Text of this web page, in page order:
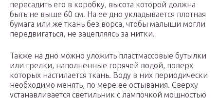
пересадить его в коробку, высота которой должна
быть не выше 60 см. На ее дно укладывается плотная
бумага или же ткань без ворса, чтобы малыши могли
передвигаться, не зацепляясь за нитки.
Также на дно можно уложить пластмассовые бутылки
или грелки, наполненные горячей водой, поверх
которых настилается ткань. Воду в них периодически
необходимо менять, по мере ее остывания. Сверху
устанавливается светильник с лампочкой мощностью